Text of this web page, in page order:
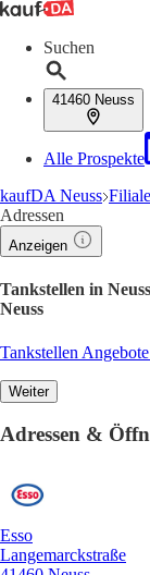
Suchen
41460 Neuss
Alle Prospekte
kaufDA Neuss
Adressen
Anzeigen
Tankstellen in
Neuss
Tankstellen
Weiter
Adressen &
Esso
Langemarckstraße